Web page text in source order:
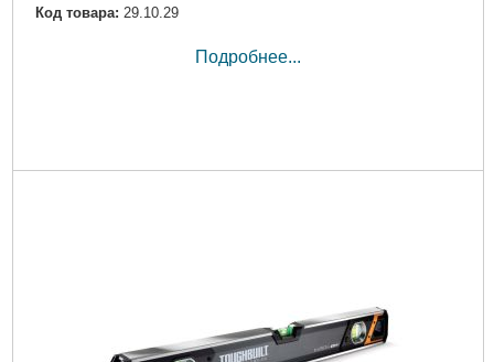
Код товара: 29.10.29
Подробнее...